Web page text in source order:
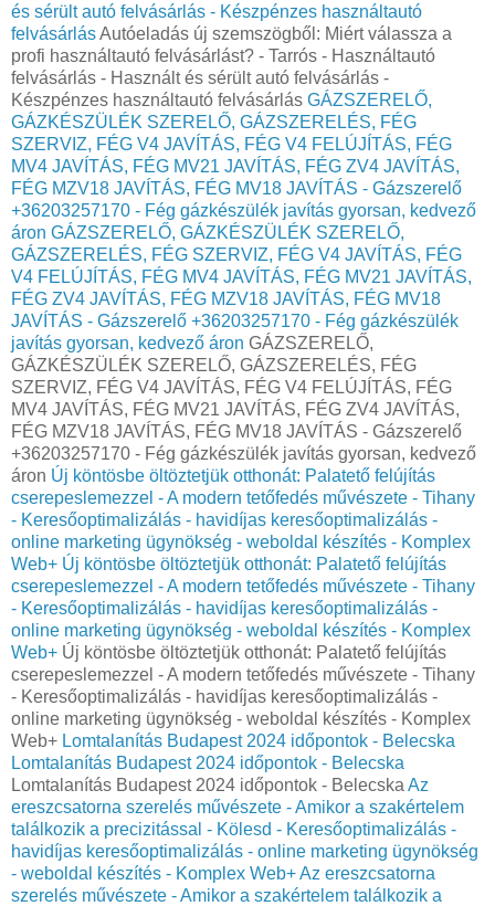
és sérült autó felvásárlás - Készpénzes használtautó
felvásárlásAutóeladás új szemszögből: Miért válassza a
profi használtautó felvásárlást? - Tarrós - Használtautó
felvásárlás - Használt és sérült autó felvásárlás -
Készpénzes használtautó felvásárlás GÁZSZERELŐ,
GÁZKÉSZÜLÉK SZERELŐ, GÁZSZERELÉS, FÉG
SZERVIZ, FÉG V4 JAVÍTÁS, FÉG V4 FELÚJÍTÁS, FÉG
MV4 JAVÍTÁS, FÉG MV21 JAVÍTÁS, FÉG ZV4 JAVÍTÁS,
FÉG MZV18 JAVÍTÁS, FÉG MV18 JAVÍTÁS - Gázszerelő
+36203257170 - Fég gázkészülék javítás gyorsan, kedvező
áron GÁZSZERELŐ, GÁZKÉSZÜLÉK SZERELŐ,
GÁZSZERELÉS, FÉG SZERVIZ, FÉG V4 JAVÍTÁS, FÉG
V4 FELÚJÍTÁS, FÉG MV4 JAVÍTÁS, FÉG MV21 JAVÍTÁS,
FÉG ZV4 JAVÍTÁS, FÉG MZV18 JAVÍTÁS, FÉG MV18
JAVÍTÁS - Gázszerelő +36203257170 - Fég gázkészülék
javítás gyorsan, kedvező áron GÁZSZERELŐ,
GÁZKÉSZÜLÉK SZERELŐ, GÁZSZERELÉS, FÉG
SZERVIZ, FÉG V4 JAVÍTÁS, FÉG V4 FELÚJÍTÁS, FÉG
MV4 JAVÍTÁS, FÉG MV21 JAVÍTÁS, FÉG ZV4 JAVÍTÁS,
FÉG MZV18 JAVÍTÁS, FÉG MV18 JAVÍTÁS - Gázszerelő
+36203257170 - Fég gázkészülék javítás gyorsan, kedvező
áron Új köntösbe öltöztetjük otthonát: Palatető felújítás
cserepeslemezzel - A modern tetőfedés művészete - Tihany
- Keresőoptimalizálás - havidíjas keresőoptimalizálás -
online marketing ügynökség - weboldal készítés - Komplex
Web+ Új köntösbe öltöztetjük otthonát: Palatető felújítás
cserepeslemezzel - A modern tetőfedés művészete - Tihany
- Keresőoptimalizálás - havidíjas keresőoptimalizálás -
online marketing ügynökség - weboldal készítés - Komplex
Web+ Új köntösbe öltöztetjük otthonát: Palatető felújítás
cserepeslemezzel - A modern tetőfedés művészete - Tihany
- Keresőoptimalizálás - havidíjas keresőoptimalizálás -
online marketing ügynökség - weboldal készítés - Komplex
Web+ Lomtalanítás Budapest 2024 időpontok - Belecska
Lomtalanítás Budapest 2024 időpontok - Belecska
Lomtalanítás Budapest 2024 időpontok - Belecska Az
ereszcsatorna szerelés művészete - Amikor a szakértelem
találkozik a precizitással - Kölesd - Keresőoptimalizálás -
havidíjas keresőoptimalizálás - online marketing ügynökség
- weboldal készítés - Komplex Web+Az ereszcsatorna
szerelés művészete - Amikor a szakértelem találkozik a